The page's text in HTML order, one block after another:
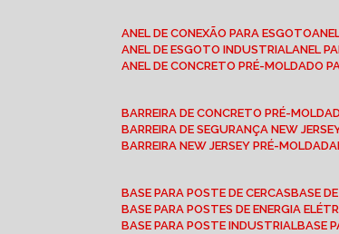
ANEL DE CONEXÃO PARA ESGOTO
ANEL DE ESGOTO INDUSTRIAL ANEL
ANEL DE CONCRETO PRÉ-MOLDADO
BARREIRA DE CONCRETO PRÉ-
BARREIRA DE SEGURANÇA NEW
BARREIRA NEW JERSEY PRÉ-MOLDADA
BASE PARA POSTE DE CERCAS BASE
BASE PARA POSTES DE ENERGIA
BASE PARA POSTE INDUSTRIAL BASE